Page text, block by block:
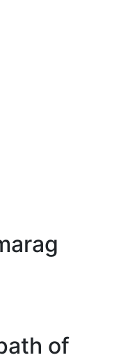
of